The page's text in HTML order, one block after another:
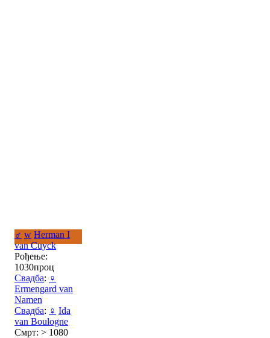
♂ w Herman I
van Cuyck
Рођење:
1030проц
Свадба: ♀
Ermengard van
Namen
Свадба: ♀ Ida
van Boulogne
Смрт: > 1080